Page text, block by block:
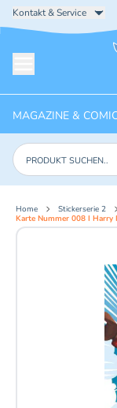
Kontakt & Service
MAGAZINE &
Produkte suchen
Home
Stickerserie 2
Karte Nummer 008 I Harry